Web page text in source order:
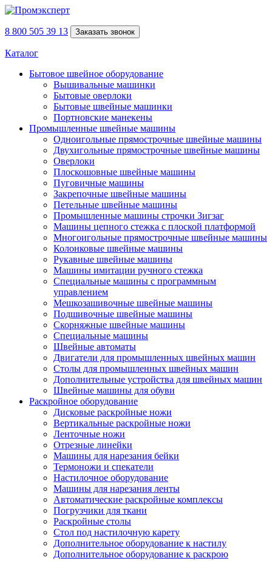
8 800 505 39 13 Заказать звонок
Каталог
Бытовое швейное оборудование
Вышивальные машинки
Бытовые оверлоки
Бытовые швейные машинки
Портновские манекены
Промышленные швейные машины
Одноигольные прямострочные швейные машины
Двухигольные прямострочные швейные машины
Оверлоки
Плоскошовные швейные машины
Пуговичные машины
Закрепочные швейные машины
Петельные швейные машины
Промышленные машины строчки Зигзаг
Машины цепного стежка с плоской платформой
Многоигольные прямострочные швейные машины
Колонковые швейные машины
Рукавные швейные машины
Машины имитации ручного стежка
Специальные машины с программным
управлением
Мешкозашивочные швейные машины
Подшивочные швейные машины
Скорняжные швейные машины
Специальные машины
Швейные автоматы
Двигатели для промышленных швейных машин
Столы для промышленных швейных машин
Дополнительные устройства для швейных машин
Швейные машины для обуви
Раскройное оборудование
Дисковые раскройные ножи
Вертикальные раскройные ножи
Ленточные ножи
Отрезные линейки
Машины для нарезания бейки
Термоножи и спекатели
Настилочное оборудование
Машины для нарезания ленты
Автоматические раскройные комплексы
Погрузчики для ткани
Раскройные столы
Стол под настилочную карету
Дополнительное оборудование к настилу
Дополнительное оборудование к раскрою